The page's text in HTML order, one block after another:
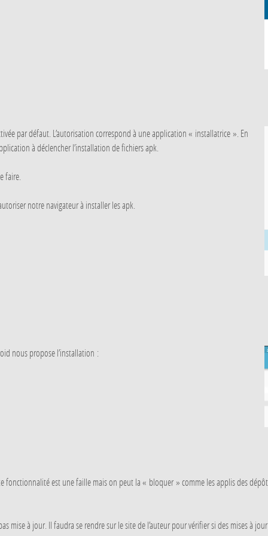
par défaut. L’autorisation correspond à une application « installatrice ». En
à déclencher l’installation de fichiers apk.
faire.
notre navigateur à installer les apk.
nous propose l’installation :
fonctionnalité est une faille mais on peut la « bloquer » comme les applis des
mise à jour. Il faudra se rendre sur le site de l’auteur pour vérifier si des mises à